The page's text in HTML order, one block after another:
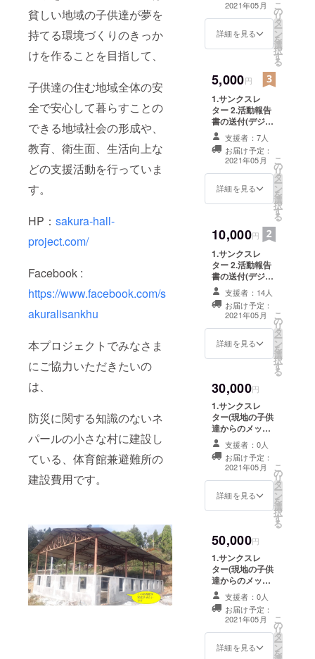
貧しい地域の子供達が夢を
持てる環境づくりのきっか
けを作ることを目指して、
子供達の住む地域全体の安
全で安心して暮らすことの
できる地域社会の形成や、
教育、衛生面、生活向上な
どの支援活動を行っていま
す。
HP： sakura-hall-
project.com/
Facebook :
https://www.facebook.com/s
akuralisankhu
本プロジェクトでみなさま
にご協力いただきたいの
は、
防災に関する知識のないネ
パールの小さな村に建設し
ている、体育館兼避難所の
建設費用です。
日本では震
体育館等の
施設があり
ますが、
ネパールで
はそのよう
な施設が無
く、防災と
いう概念が
そこで、
我々は災害
時に避難所
となる体育
館をネパー
ルの国立学
校で建設始
パールの友
好関係を表
すため、そ
の体育館の
名前を
SAKURA
HALL (体育
館)と名付け
ました。
に2つのプロ
ジェクトを
実行してい
ます。
1． SAKURA
HALL (体育
館) 建設プロ
2021年05月
詳細を見る
こ
の
リ
タ
ー
ン
を
選
択
す
る
5,000円
1.サンクスレ
ター 2.活動報告
書の送付(デジタ
ルデータにて) 3.
報告会招待(オン
ライン限定) 日
程：2021年6月
場所：ZOOMを
利用して行う予
支援者：7人
お届け予定：
2021年05月
詳細を見る
こ
の
リ
タ
ー
ン
を
選
択
す
る
10,000円
1.サンクスレ
ター 2.活動報告
書の送付(デジタ
ルデータにて) 3.
報告書への名前
の記載(任意) ※
支援時、必ず備
考欄にご希望の
お名前をご記入
イン限定) 日程：
2021年6月 場
所：ZOOMを利
用して行う予定
です。
支援者：14人
お届け予定：
2021年05月
詳細を見る
こ
の
リ
タ
ー
ン
を
選
択
す
る
30,000円
1.サンクスレ
ター(現地の子供
達からのメッ
セージ付き) 2.活
動報告書の送付
(デジタルデータ
にて) 3.報告書へ
の名前の記載(任
意) 4.体育館に設
意) ※3.4につい
て、支援時に必
ず備考欄にご希
望のお名前をご
記入ください。
5.報告会招待
（オンライン）
日程：2021年6
月 場所：ZOOM
を利用して行う
予定です。 6. 報
告会招待 日程：
支援者：0人
お届け予定：
2021年05月
詳細を見る
こ
の
リ
タ
ー
ン
を
選
択
す
る
50,000円
1.サンクスレ
ター(現地の子供
達からのメッ
セージ付き) 2.活
動報告書の送付
(デジタルデータ
にて) 3.報告書へ
の名前の記載(任
意) 4.体育館に設
支援者：0人
お届け予定：
2021年05月
詳細を見る
こ
の
リ
タ
ー
ン
を